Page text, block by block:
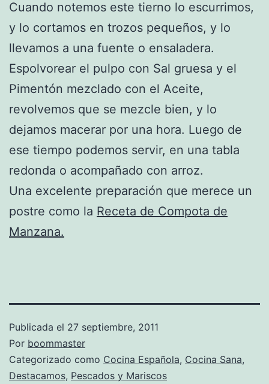
Cuando notemos este tierno lo escurrimos,
y lo cortamos en trozos pequeños, y lo
llevamos a una fuente o ensaladera.
Espolvorear el pulpo con Sal gruesa y el
Pimentón mezclado con el Aceite,
revolvemos que se mezcle bien, y lo
dejamos macerar por una hora. Luego de
ese tiempo podemos servir, en una tabla
redonda o acompañado con arroz.
Una excelente preparación que merece un
postre como la Receta de Compota de
Manzana.
Publicada el 27 septiembre, 2011
Por boommaster
Categorizado como Cocina Española, Cocina Sana,
Destacamos, Pescados y Mariscos